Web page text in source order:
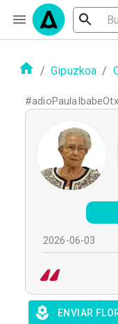
/ Gipuzkoa /
#
2026-06-03
ENVIAR